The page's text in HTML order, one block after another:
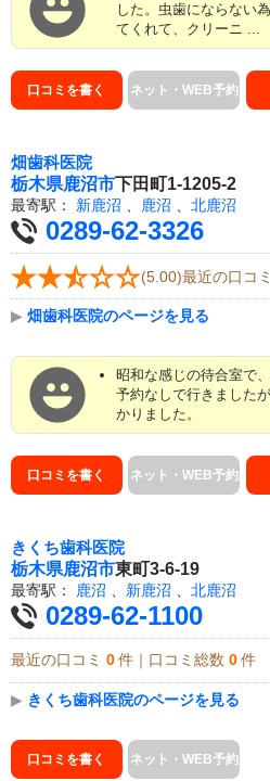
した。虫歯にならない
てくれて、クリーニ ...
口コミを書く ネット・WEB予約
畑歯科医院
栃木県鹿沼市下田町1-1205-2
最寄駅： 新鹿沼 、 鹿沼 、 北鹿沼
0289-62-3326
(5.00)最近の口コミ
▶ 畑歯科医院のページを見る
昭和な感じの待合室で
予約なしで行きました
かりました。
口コミを書く ネット・WEB予約
きくち歯科医院
栃木県鹿沼市東町3-6-19
最寄駅： 鹿沼 新鹿沼 北鹿沼
0289-62-1100
最近の口コミ 0 件｜口コミ総数 0 件
▶ きくち歯科医院のページを見る
口コミを書く ネット・WEB予約